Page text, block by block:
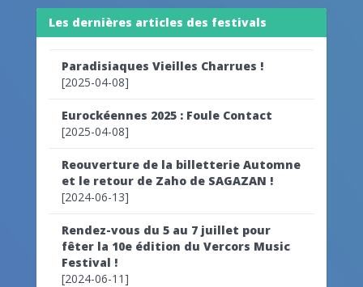
Les dernières articles des festivals
Paradisiaques Vieilles Charrues !
[2025-04-08]
Eurockéennes 2025 : Foule Contact
[2025-04-08]
Reouverture de la billetterie Automne
et le retour de Zaho de SAGAZAN !
[2024-06-13]
Rendez-vous du 5 au 7 juillet pour
fêter la 10e édition du Vercors Music
Festival !
[2024-06-11]